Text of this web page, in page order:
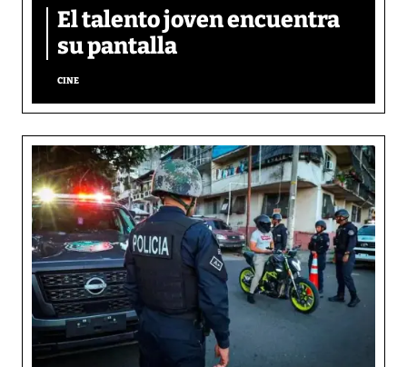
El talento joven encuentra
su pantalla​
CINE